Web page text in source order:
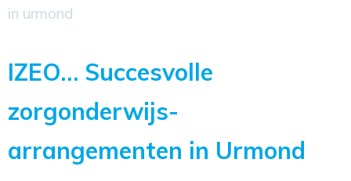
in urmond
IZEO… Succesvolle
zorgonderwijs-
arrangementen in Urmond